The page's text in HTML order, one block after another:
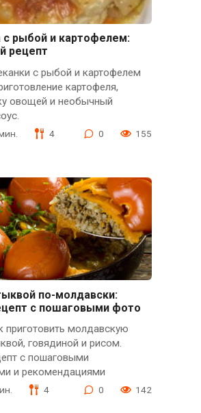
с рыбой и картофелем:
рецепт
с рыбой и картофелем
картофеля,
овощей и необычный
4 0 155
по-молдавски:
с пошаговыми фото
приготовить молдавскую
говядиной и рисом.
с пошаговыми
и рекомендациями
4 0 142